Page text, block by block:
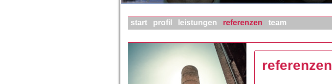
start profil leistungen referenzen team
referenzen